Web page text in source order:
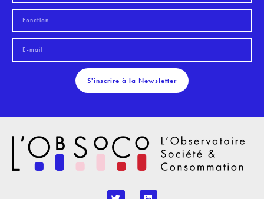
S'inscrire à la Newsletter